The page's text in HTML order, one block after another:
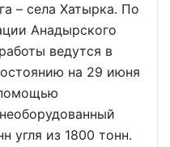
– села Хатырка. По
Анадырского
ведутся в
на 29 июня
угля из 1800 тонн.